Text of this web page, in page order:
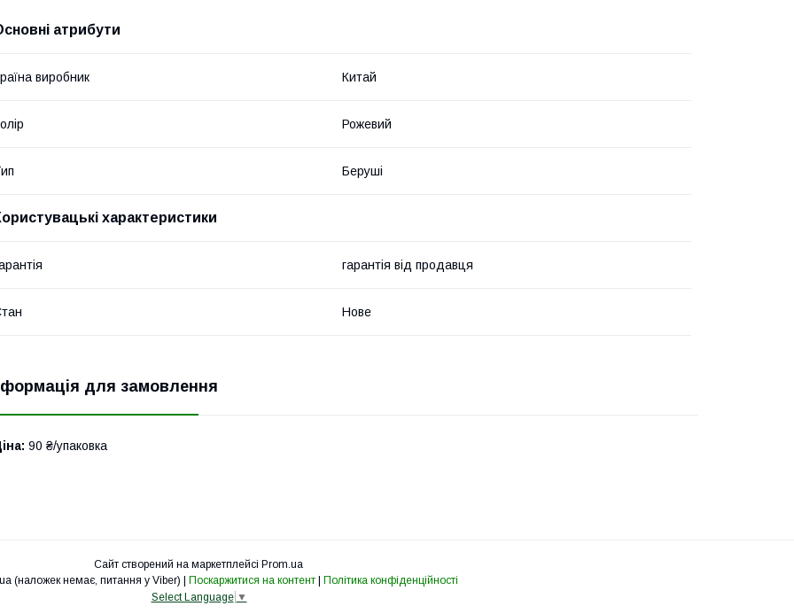
атрибути
виробник Китай
Рожевий
Беруші
характеристики
гарантія від продавця
Нове
для замовлення
90 ₴/упаковка
Сайт створений на маркетплейсі Prom.ua
Поскаржитися на контент
Політика конфіденційності
Select Language ▼